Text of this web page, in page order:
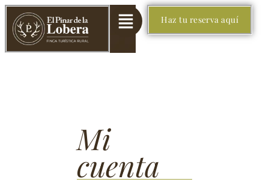
Haz tu reserva aquí
Mi
cuenta